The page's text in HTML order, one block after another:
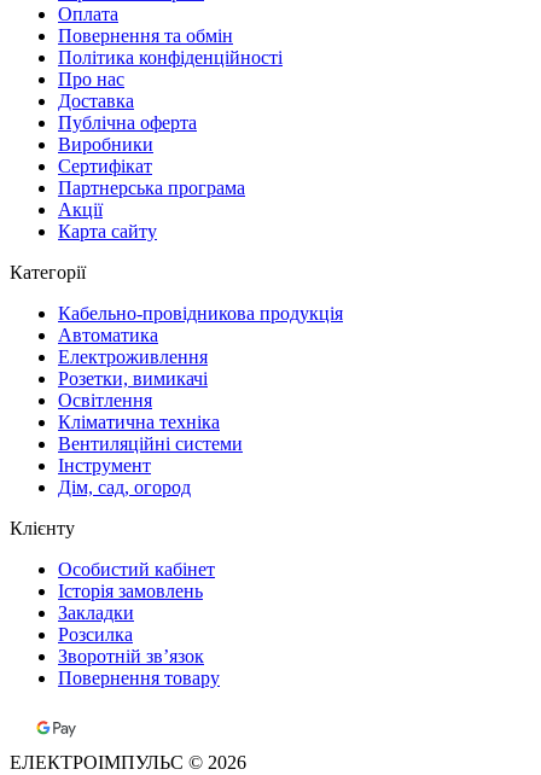
Оплата
Повернення та обмін
Політика конфіденційності
Про нас
Доставка
Публічна оферта
Виробники
Сертифікат
Партнерська програма
Акції
Карта сайту
Категорії
Кабельно-провідникова продукція
Автоматика
Електроживлення
Розетки, вимикачі
Освітлення
Кліматична техніка
Вентиляційні системи
Інструмент
Дім, сад, огород
Клієнту
Особистий кабінет
Історія замовлень
Закладки
Розсилка
Зворотній зв’язок
Повернення товару
ЕЛЕКТРОІМПУЛЬС © 2026